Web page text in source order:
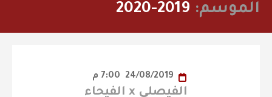
الموسم: 2019-2020
الفيصلي x الفيحاء